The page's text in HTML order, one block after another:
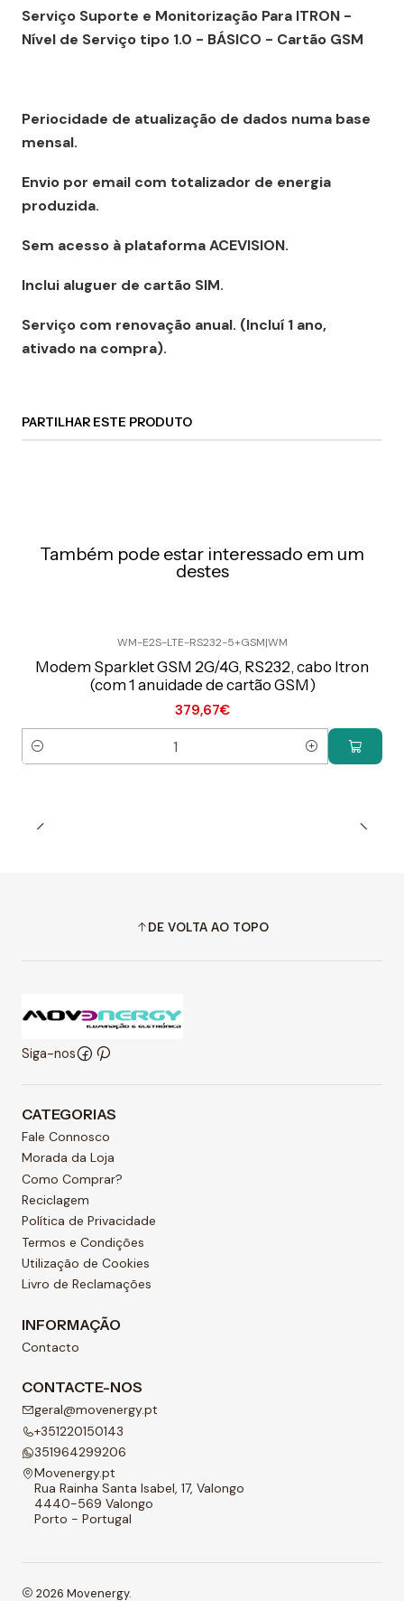
Serviço Suporte e Monitorização Para ITRON -
Nível de Serviço tipo 1.0 - BÁSICO - Cartão GSM
Periocidade de atualização de dados numa base
mensal.
Envio por email com totalizador de energia
produzida.
Sem acesso à plataforma ACEVISION.
Inclui aluguer de cartão SIM.
Serviço com renovação anual. (Incluí 1 ano,
ativado na compra).
PARTILHAR ESTE PRODUTO
Também pode estar interessado em um
destes
WM-E2S-LTE-RS232-5+GSM|WM
Modem Sparklet GSM 2G/4G, RS232, cabo Itron
(com 1 anuidade de cartão GSM)
379,67€
Quantidade
DE VOLTA AO TOPO
Siga-nos
CATEGORIAS
Fale Connosco
Morada da Loja
Como Comprar?
Reciclagem
Política de Privacidade
Termos e Condições
Utilização de Cookies
Livro de Reclamações
INFORMAÇÃO
Contacto
CONTACTE-NOS
geral@movenergy.pt
+351220150143
351964299206
Movenergy.pt
Rua Rainha Santa Isabel, 17, Valongo
4440-569 Valongo
Porto - Portugal
2026 Movenergy.